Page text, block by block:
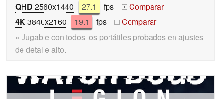
QHD 2560x1440 27.1 fps +
Comparar
4K3840x2160 19.1 fps +
Comparar
» Jugable con todos los portátiles probados en ajustes
de detalle alto.